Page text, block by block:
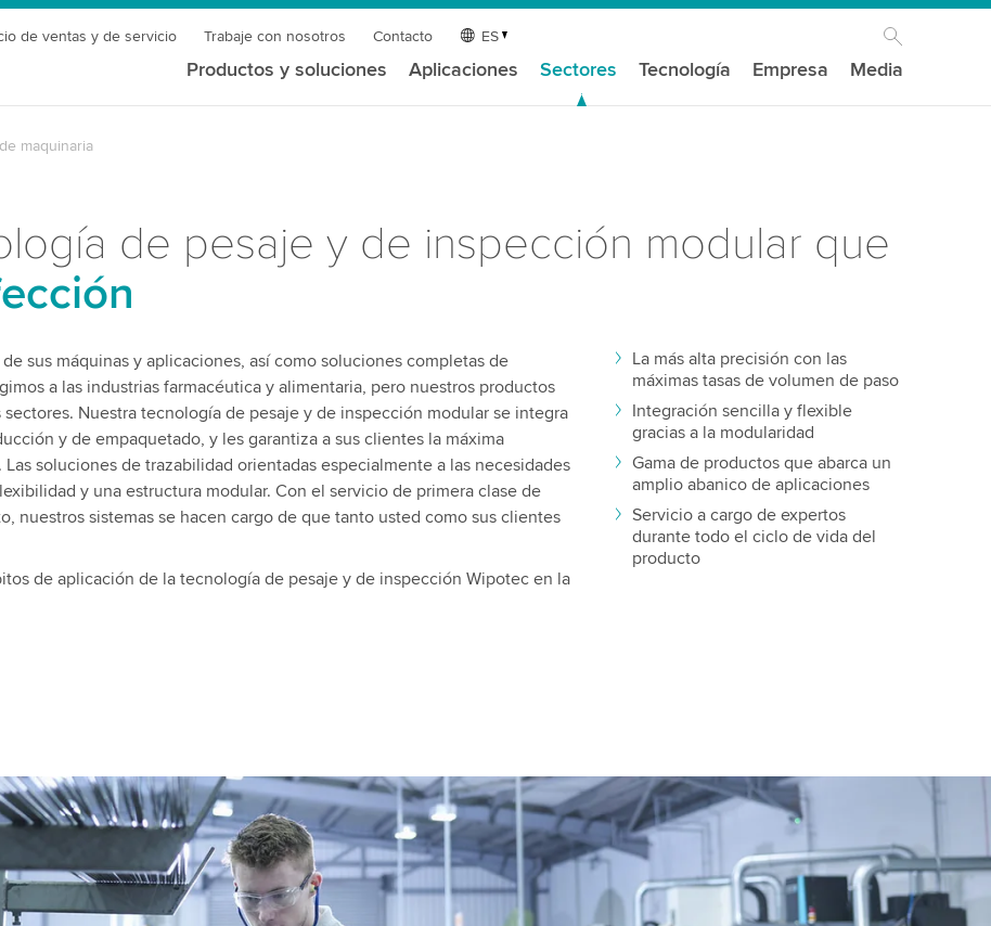
de ventas y de servicio Trabaje con nosotros Contacto ES
Productos y soluciones Aplicaciones Sectores Tecnología Empresa Media
maquinaria
de pesaje y de inspección modular que
sus máquinas y aplicaciones, así como soluciones completas de
a las industrias farmacéutica y alimentaria, pero nuestros productos
Nuestra tecnología de pesaje y de inspección modular se integra
y de empaquetado, y les garantiza a sus clientes la máxima
soluciones de trazabilidad orientadas especialmente a las necesidades
y una estructura modular. Con el servicio de primera clase de
nuestros sistemas se hacen cargo de que tanto usted como sus clientes
de aplicación de la tecnología de pesaje y de inspección Wipotec en la
La más alta precisión con las
máximas tasas de volumen de paso
Integración sencilla y flexible
gracias a la modularidad
Gama de productos que abarca un
amplio abanico de aplicaciones
Servicio a cargo de expertos
durante todo el ciclo de vida del
producto